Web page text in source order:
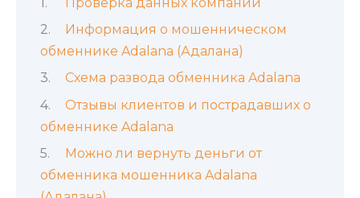
Информация о мошенническом
обменнике Adalana (Адалана)
Схема развода обменника Adalana
Отзывы клиентов и пострадавших о
обменнике Adalana
Можно ли вернуть деньги от
обменника мошенника Adalana